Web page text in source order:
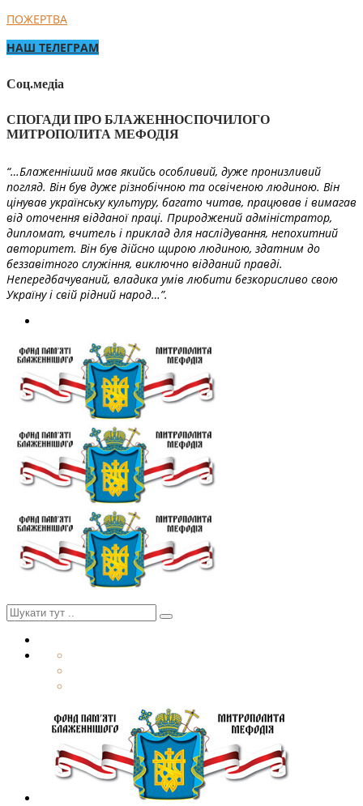
ПОЖЕРТВА
НАШ ТЕЛЕГРАМ
Соц.медіа
СПОГАДИ ПРО БЛАЖЕННОСПОЧИЛОГО
МИТРОПОЛИТА МЕФОДІЯ
“…Блаженніший мав якийсь особливий, дуже пронизливий
погляд. Він був дуже різнобічною та освіченою людиною. Він
цінував українську культуру, багато читав, працював і вимагав
від оточення відданої праці. Природжений адміністратор,
дипломат, вчитель і приклад для наслідування, непохитний
авторитет. Він був дійсно щирою людиною, здатним до
беззавітного служіння, виключно відданий правді.
Непередбачуваний, владика умів любити безкорисливо свою
Україну і свій рідний народ…”.